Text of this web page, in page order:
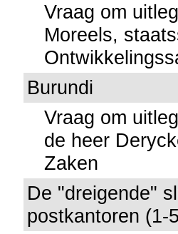
Vraag om
Moreels,
Burundi
Vraag om
de heer
Zaken
De "dreigende"
postkantoren (1-